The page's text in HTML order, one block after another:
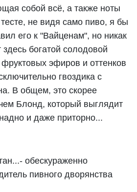
собой всё, а также ноты
не видя само пиво, я бы
его к "Вайценам", но никак
богатой солодовой
эфиров и оттенков
гвоздика с
В общем, это скорее
Блонд, который выглядит
и даже приторно...
обескураженно
пивного дворянства